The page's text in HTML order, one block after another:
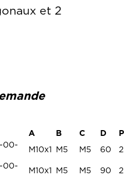
et 2
A B C D
00-
M10x1 M5 M5 60
00-
M10x1 M5 M5 90